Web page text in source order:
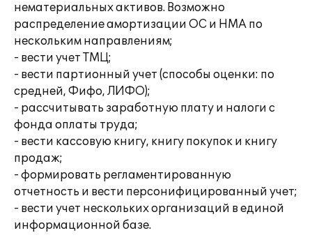
нематериальных активов. Возможно
распределение амортизации ОС и НМА по
нескольким направлениям;
- вести учет ТМЦ;
- вести партионный учет (способы оценки: по
средней, Фифо, ЛИФО);
- рассчитывать заработную плату и налоги с
фонда оплаты труда;
- вести кассовую книгу, книгу покупок и книгу
продаж;
- формировать регламентированную
отчетность и вести персонифицированный учет;
- вести учет нескольких организаций в единой
информационной базе.